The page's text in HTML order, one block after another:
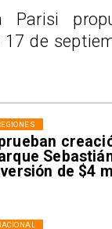
de $4
Parisi
de